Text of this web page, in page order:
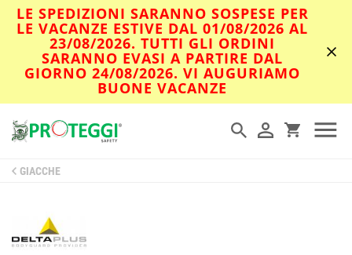
LE SPEDIZIONI SARANNO SOSPESE PER
LE VACANZE ESTIVE DAL 01/08/2026 AL
23/08/2026. TUTTI GLI ORDINI
SARANNO EVASI A PARTIRE DAL
GIORNO 24/08/2026. VI AUGURIAMO
BUONE VACANZE
GIACCHE